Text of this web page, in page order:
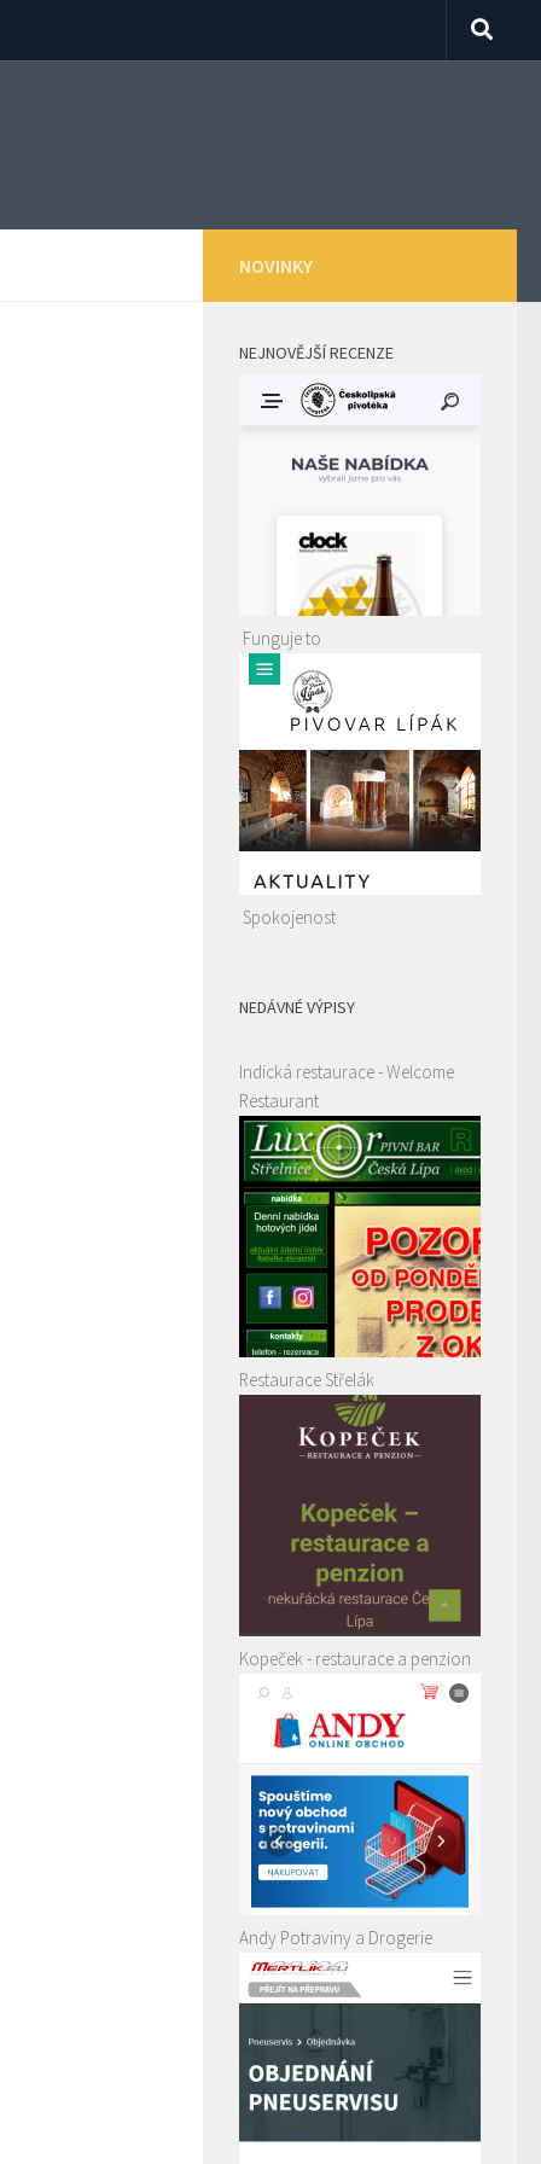
NOVINKY
NEJNOVĚJŠÍ RECENZE
Funguje to
Spokojenost
NEDÁVNÉ VÝPISY
Indická restaurace - Welcome
Restaurant
Restaurace Střelák
Kopeček - restaurace a penzion
Andy Potraviny a Drogerie